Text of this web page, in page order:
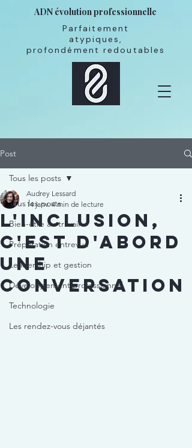
ADN évolution professionnelle
Parfaitement
atypiques,
profondément redoutables
Post
Tous les posts
Bien-être au travail
Préparation entrevue
Leadership et gestion
Développement professionnel
Technologie
Les rendez-vous déjantés
Tous les posts
L'inclusion,
c'est d'abord
une
conversation
Audrey Lessard
14 janv. 4 min de lecture